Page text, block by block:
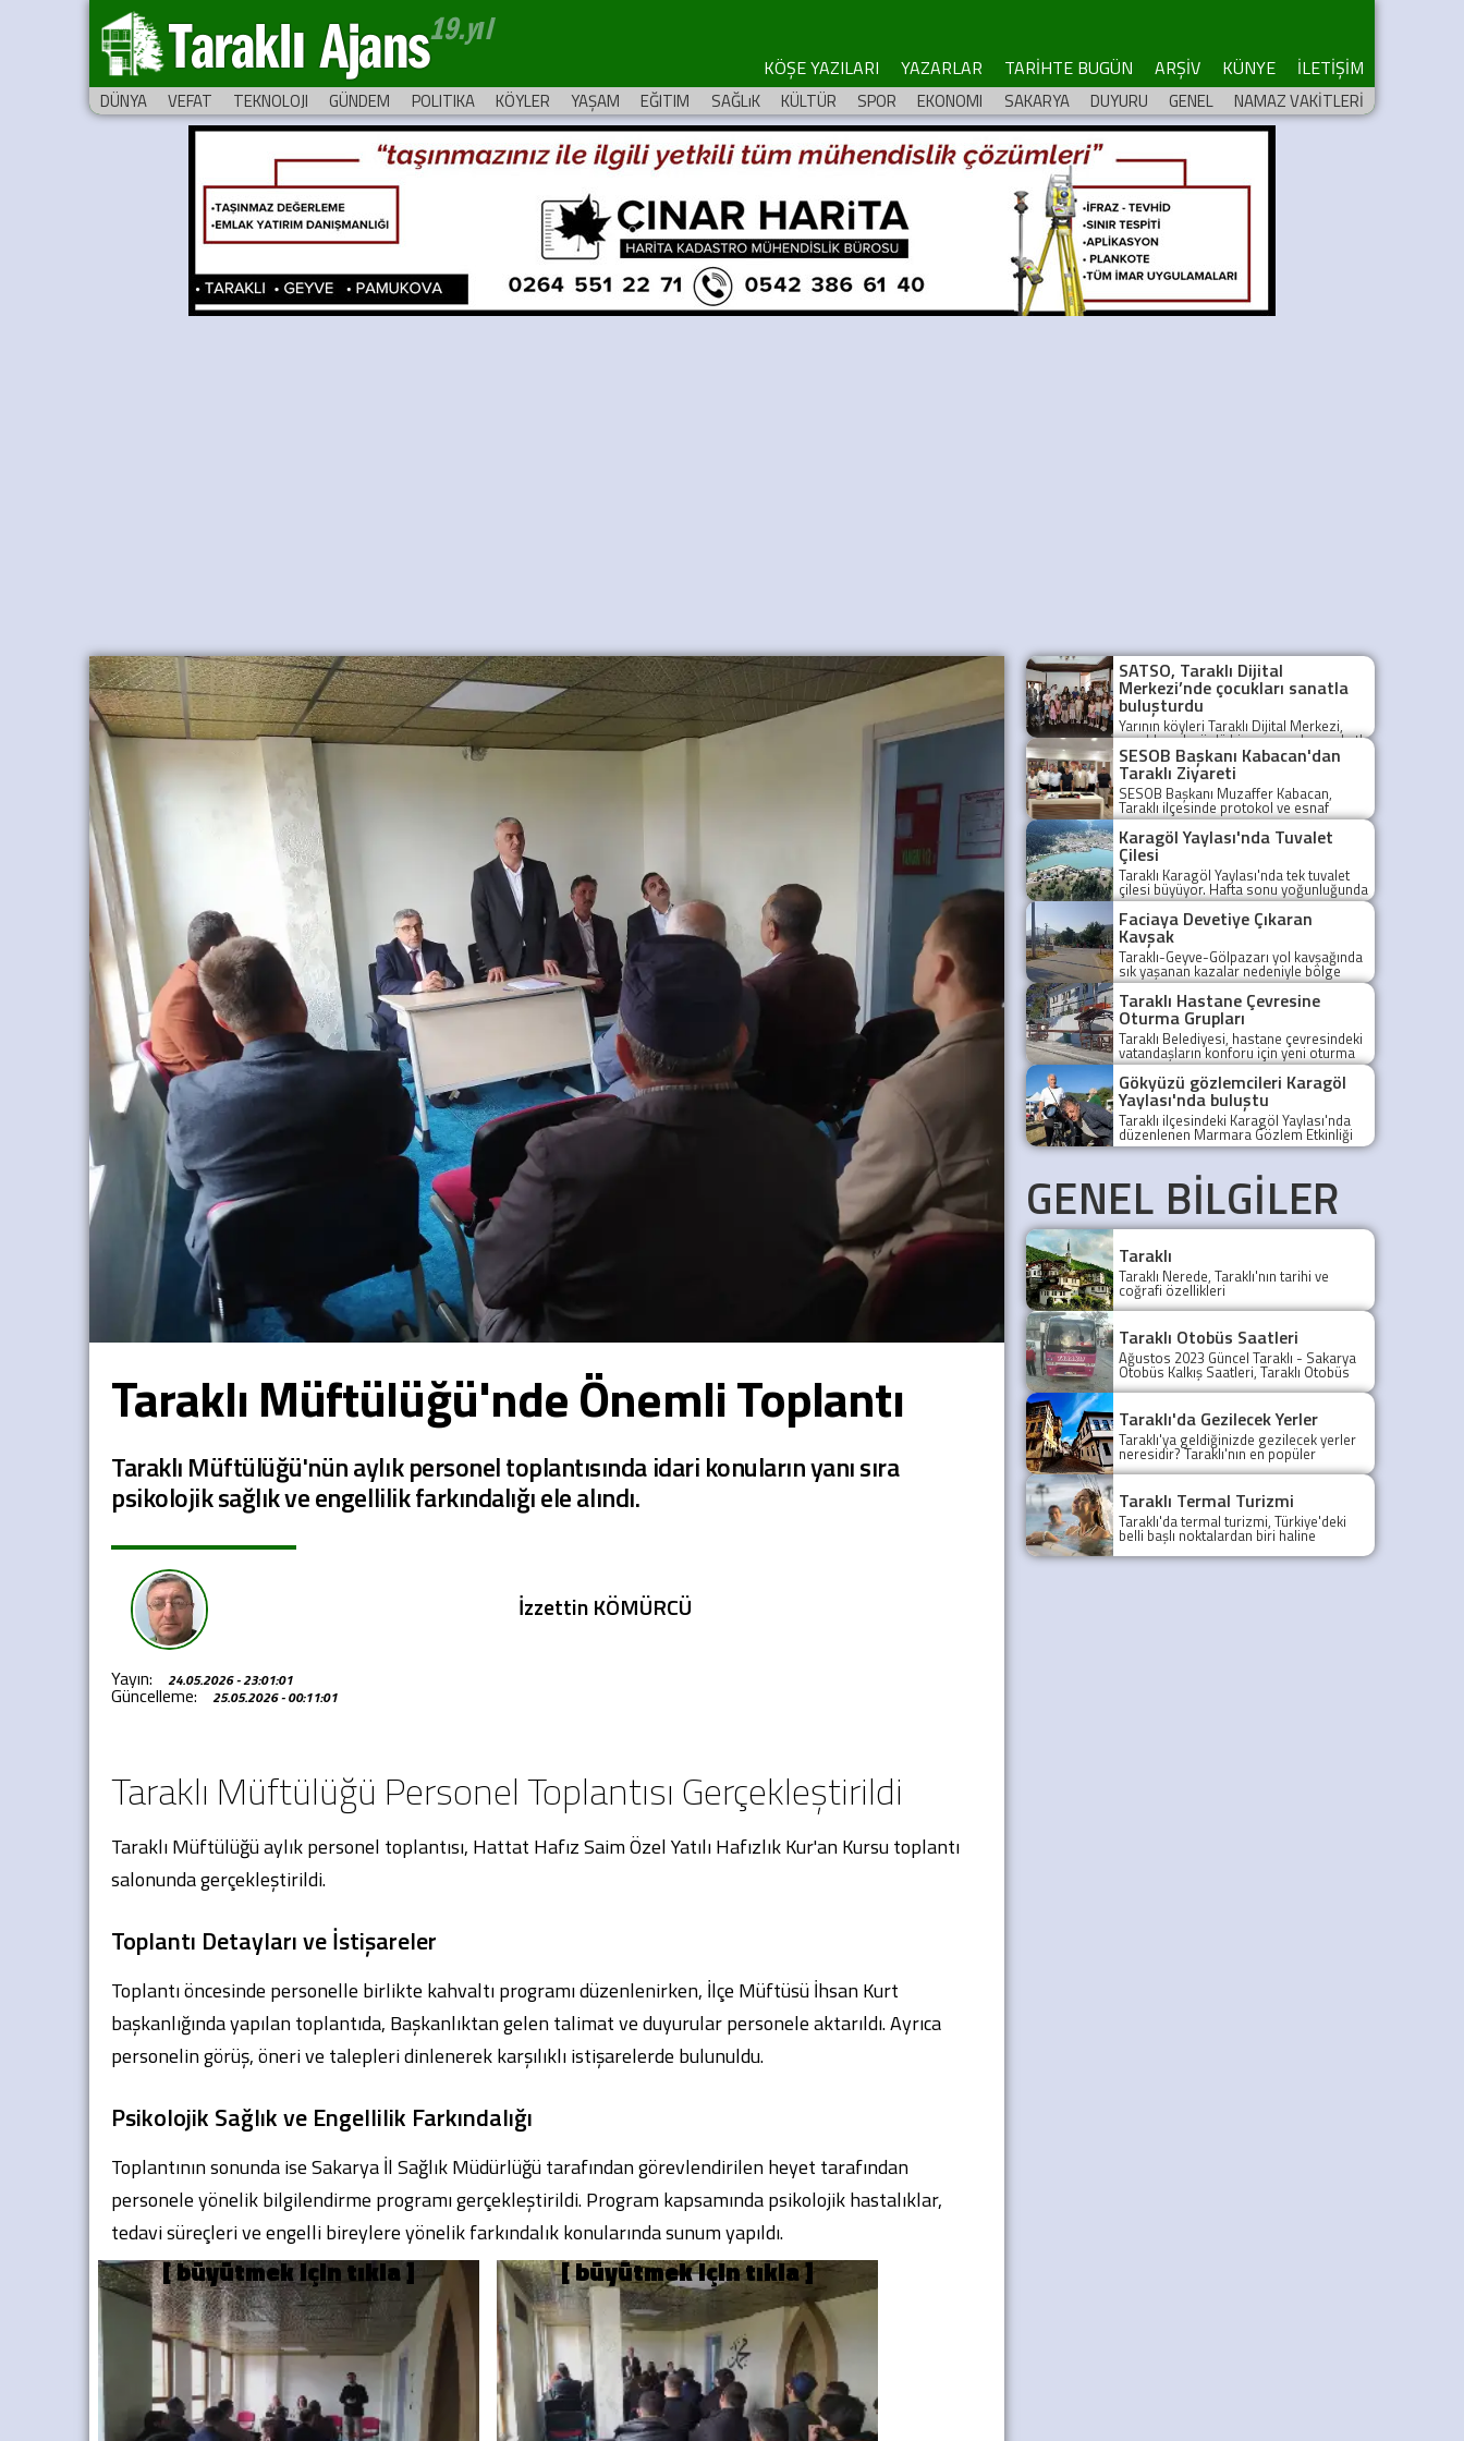
Taraklı Ajans KÖŞE YAZILARI YAZARLAR TARİHTE BUGÜN ARŞİV KÜNYE İLETİŞİM
DÜNYA VEFAT TEKNOLOJI GÜNDEM POLITIKA KÖYLER YAŞAM EĞITIM SAĞLıK KÜLTÜR SPOR EKONOMI SAKARYA DUYURU GENEL NAMAZ VAKİTLERİ
Taraklı Müftülüğü'nde Önemli Toplantı
Taraklı Müftülüğü'nün aylık personel toplantısında idari konuların yanı sıra
psikolojik sağlık ve engellilik farkındalığı ele alındı.
İzzettin KÖMÜRCÜ
Yayın: 24.05.2026 - 23:01:01
Güncelleme: 25.05.2026 - 00:11:01
Taraklı Müftülüğü Personel Toplantısı Gerçekleştirildi
Taraklı Müftülüğü aylık personel toplantısı, Hattat Hafız Saim Özel Yatılı Hafızlık Kur'an Kursu toplantı
salonunda gerçekleştirildi.
Toplantı Detayları ve İstişareler
Toplantı öncesinde personelle birlikte kahvaltı programı düzenlenirken, İlçe Müftüsü İhsan Kurt
başkanlığında yapılan toplantıda, Başkanlıktan gelen talimat ve duyurular personele aktarıldı. Ayrıca
personelin görüş, öneri ve talepleri dinlenerek karşılıklı istişarelerde bulunuldu.
Psikolojik Sağlık ve Engellilik Farkındalığı
Toplantının sonunda ise Sakarya İl Sağlık Müdürlüğü tarafından görevlendirilen heyet tarafından
personele yönelik bilgilendirme programı gerçekleştirildi. Program kapsamında psikolojik hastalıklar,
tedavi süreçleri ve engelli bireylere yönelik farkındalık konularında sunum yapıldı.
SATSO, Taraklı Dijital
Merkezi’nde çocukları sanatla
buluşturdu
Yarının köyleri Taraklı Dijital Merkezi,
yerelde çok yönlü bir yaşam alanına katkı
sunuyor. Sakarya Ticaret ve Sanayi
Odası’nın (SATSO) yerel paydaşı olduğu,
Trendyol ve Birleşmiş Milletler Kalkınma
Programı (UNDP) iş birliğiyle yürütülen
“Yarının Köyleri” Projesi kapsamında
faaliyet gösteren Taraklı Dijital Merkezi,
her yaştan bireyin öğrenme, üretme ve
sosyalleşme süreçlerini destekleyen çok
yönlü bir yaşam alanı olarak
çalışmalarını sürdürüyor.
SESOB Başkanı Kabacan'dan
Taraklı Ziyareti
SESOB Başkanı Muzaffer Kabacan,
Taraklı ilçesinde protokol ve esnaf
temsilcileriyle bir araya geldi.
Karagöl Yaylası'nda Tuvalet
Çilesi
Taraklı Karagöl Yaylası'nda tek tuvalet
çilesi büyüyor. Hafta sonu yoğunluğunda
kampçılar uzun kuyruklardan şikayetçi.
Faciaya Devetiye Çıkaran
Kavşak
Taraklı-Geyve-Gölpazarı yol kavşağında
sık yaşanan kazalar nedeniyle bölge
halkı acil önlem alınmasını istiyor.
Taraklı Hastane Çevresine
Oturma Grupları
Taraklı Belediyesi, hastane çevresindeki
vatandaşların konforu için yeni oturma
grupları yerleştirdi.
Gökyüzü gözlemcileri Karagöl
Yaylası'nda buluştu
Taraklı ilçesindeki Karagöl Yaylası'nda
düzenlenen Marmara Gözlem Etkinliği
(MAGET), astronomi meraklılarını bir
GENEL BİLGİLER
Taraklı
Taraklı Nerede, Taraklı'nın tarihi ve
coğrafi özellikleri
Taraklı Otobüs Saatleri
Ağustos 2023 Güncel Taraklı - Sakarya
Otobüs Kalkış Saatleri, Taraklı Otobüs
Saatler 2021, Taraklı Otobüs Tarifesi,
Taraklı - Sakarya Son Otobüs Ne
zaman? Sakarya Taraklı İlk Otobüs Ne
Zaman, Sakarya Taraklı Otobüs Saatleri,
Taraklı Koop Otobüs Saatleri
Taraklı'da Gezilecek Yerler
Taraklı'ya geldiğinizde gezilecek yerler
neresidir? Taraklı'nın en popüler
gezilecek yerleri yazımızda.
Taraklı Termal Turizmi
Taraklı'da termal turizmi, Türkiye'deki
belli başlı noktalardan biri haline
gelmiştir.